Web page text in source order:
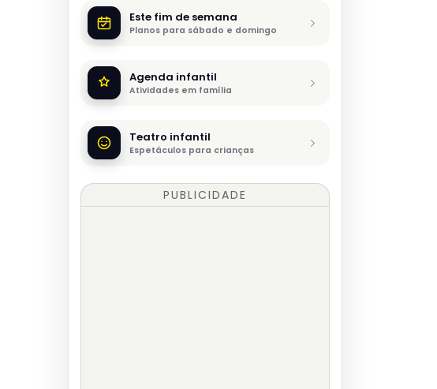
Este fim de semana
Planos para sábado e domingo
Agenda infantil
Atividades em família
Teatro infantil
Espetáculos para crianças
PUBLICIDADE